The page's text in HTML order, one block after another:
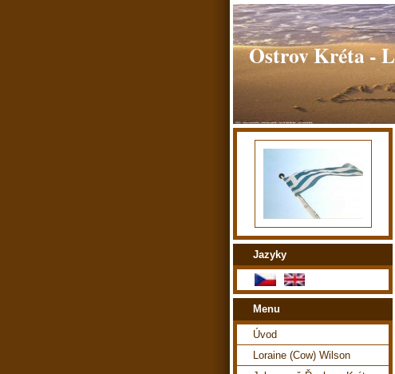
Ostrov Kréta -
Jazyky
Menu
Úvod
Loraine (Cow) Wilson